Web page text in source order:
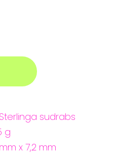
sudrabs
g
x 7,2 mm